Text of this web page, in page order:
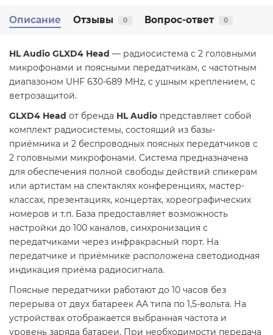
Описание Отзывы 0 Вопрос-ответ 0
HL Audio GLXD4 Head — радиосистема с 2 головными
микрофонами и поясными передатчикам, с частотным
диапазоном UHF 630-689 MHz, с ушным креплением, с
ветрозащитой.
GLXD4 Head от бренда HL Audio представляет собой
комплект радиосистемы, состоящий из базы-
приёмника и 2 беспроводных поясных передатчиков с
2 головными микрофонами. Система предназначена
для обеспечения полной свободы действий спикерам
или артистам на спектаклях конференциях, мастер-
классах, презентациях, концертах, хореографических
номеров и т.п. База предоставляет возможность
настройки до 100 каналов, синхронизация с
передатчиками через инфракрасный порт. На
передатчике и приёмнике расположена светодиодная
индикация приёма радиосигнала.
Поясные передатчики работают до 10 часов без
перерыва от двух батареек АА типа по 1,5-вольта. На
устройствах отображается выбранная частота и
уровень заряда батареи. При необходимости передача